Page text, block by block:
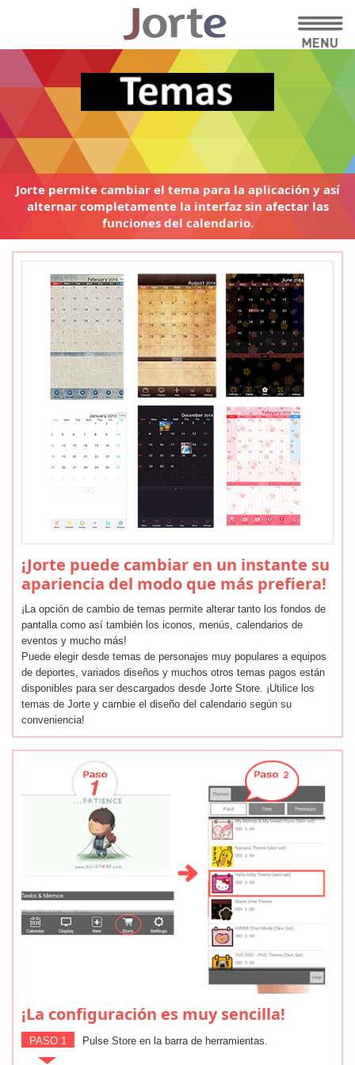
Jorte permite cambiar el tema para la aplicación y así
alternarcompletamente la interfaz sin afectarlas
funciones del calendario.
¡Jorte puede cambiar en un instante su
apariencia del modo que más prefiera!
¡La opción de cambio de temas permite alterar tanto los fondos de
pantalla como así también los iconos, menús, calendarios de
eventos y mucho más!
Puede elegir desde temas de personajes muy populares a equipos
de deportes, variados diseños y muchos otros temas pagos están
disponibles para ser descargados desde Jorte Store. ¡Utilice los
temas de Jorte y cambie el diseño del calendario según su
conveniencia!
¡La configuración es muy sencilla!
PASO 1 Pulse Store en la barra de herramientas.